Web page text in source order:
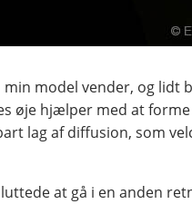
model vender, og lidt
øje hjælper med at
lag af diffusion, som
at gå i en anden